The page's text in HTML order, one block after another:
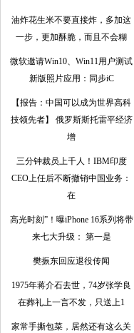
油炸花生米不要直接炸，多加这
一步，更加酥脆，而且不会糊
微软邀请Win10、Win11用户测试
新版照片应用：同步iC
【报告：中国可以成为世界高科
技领先者】 俄罗斯斯托雷平经济
增
三分钟裁员上千人！IBM印度
CEO上任后不断撤销中国业务：
在
高光时刻”！曝iPhone 16系列将带
来七大升级： 第一是
樊振东回应退役传闻
1975年蒋介石去世，74岁张学良
在葬礼上一言不发，只送上1
家常手撕包菜，居然还有这么关